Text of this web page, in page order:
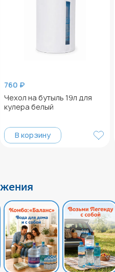
760 ₽
Чехол на бутыль 19л для
кулера белый
В корзину